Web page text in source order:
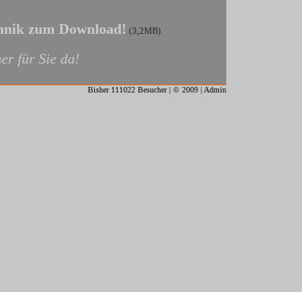
zum Download! (3,2MB)
für Sie da!
Bisher 111022 Besucher | © 2009 | Admin